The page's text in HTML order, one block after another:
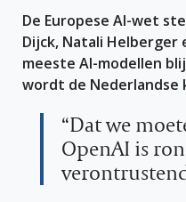
De Europese AI-wet
Dijck, Natali Helberger
meeste AI-modellen
wordt de Nederlandse
“Dat we
OpenAI is